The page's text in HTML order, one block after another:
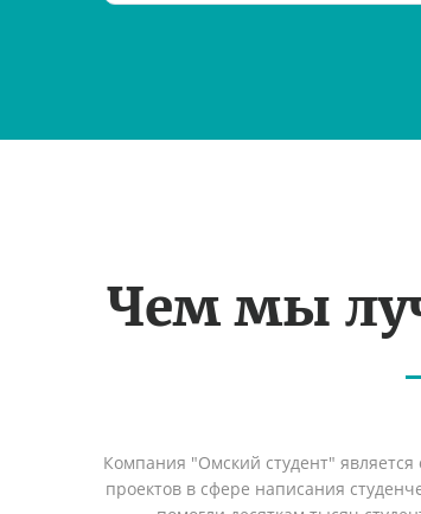
Чем мы
Компания "Омский студент"
проектов в сфере написания